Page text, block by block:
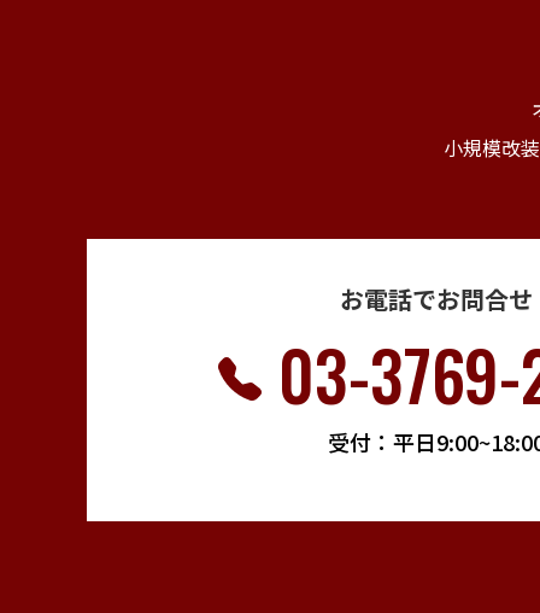
小規模改
お電話でお問合せ
03-
受付：平日